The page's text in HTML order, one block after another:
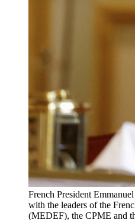
French President
with the leaders of the
(MEDEF), the CPME and